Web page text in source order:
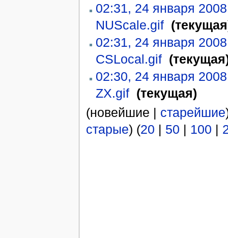
02:31, 24 января 2008
NUScale.gif‎
02:31, 24 января 2008
CSLocal.gif‎
02:30, 24 января 2008
ZX.gif‎ (текущая)
(новейшие | старейшие
старые) (20 | 50 | 100 |